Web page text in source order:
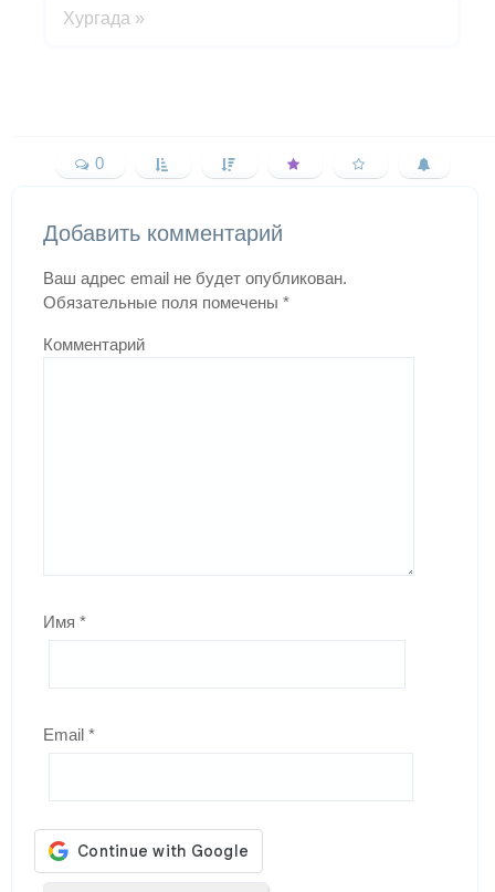
Хургада »
0
Добавить комментарий
Ваш адрес email не будет опубликован.
Обязательные поля помечены *
Комментарий
Имя *
Email *